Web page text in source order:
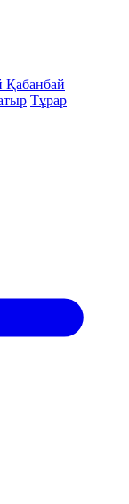
Қабанбай
Тұрар